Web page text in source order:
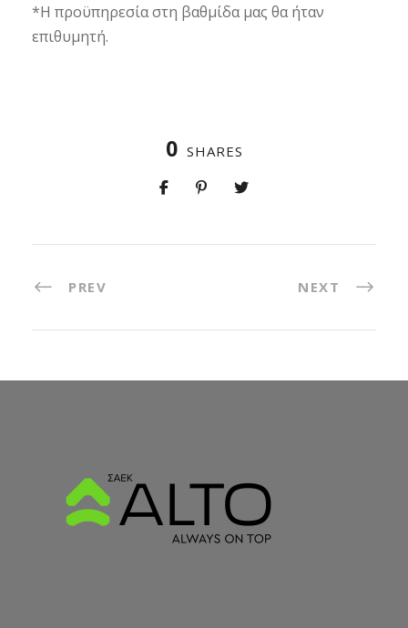
*Η προϋπηρεσία στη βαθμίδα μας θα ήταν
επιθυμητή.
0 SHARES
PREV NEXT